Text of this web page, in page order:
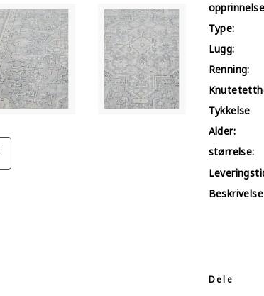
Type:
Lugg:
Renning:
Tykkelse
Alder:
størrelse:
Beskrivelse
Dele